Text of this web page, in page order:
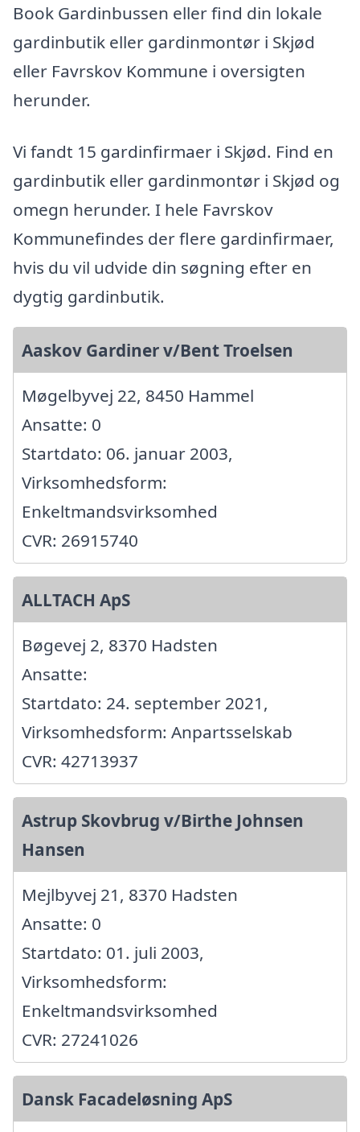
Book Gardinbussen eller find din lokale
gardinbutik eller gardinmontør i Skjød
eller Favrskov Kommune i oversigten
herunder.
Vi fandt 15 gardinfirmaer i Skjød. Find en
gardinbutik eller gardinmontør i Skjød og
omegn herunder. I hele Favrskov
Kommunefindes der flere gardinfirmaer,
hvis du vil udvide din søgning efter en
dygtig gardinbutik.
Aaskov Gardiner v/Bent Troelsen
Møgelbyvej 22, 8450 Hammel
Ansatte: 0
Startdato: 06. januar 2003,
Virksomhedsform:
Enkeltmandsvirksomhed
CVR: 26915740
ALLTACH ApS
Bøgevej 2, 8370 Hadsten
Ansatte:
Startdato: 24. september 2021,
Virksomhedsform: Anpartsselskab
CVR: 42713937
Astrup Skovbrug v/Birthe Johnsen
Hansen
Mejlbyvej 21, 8370 Hadsten
Ansatte: 0
Startdato: 01. juli 2003,
Virksomhedsform:
Enkeltmandsvirksomhed
CVR: 27241026
Dansk Facadeløsning ApS